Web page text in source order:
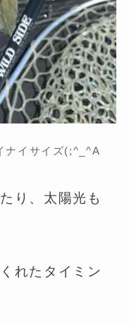
ナイサイズ(;^_^A
り、太陽光も
れたタイミン